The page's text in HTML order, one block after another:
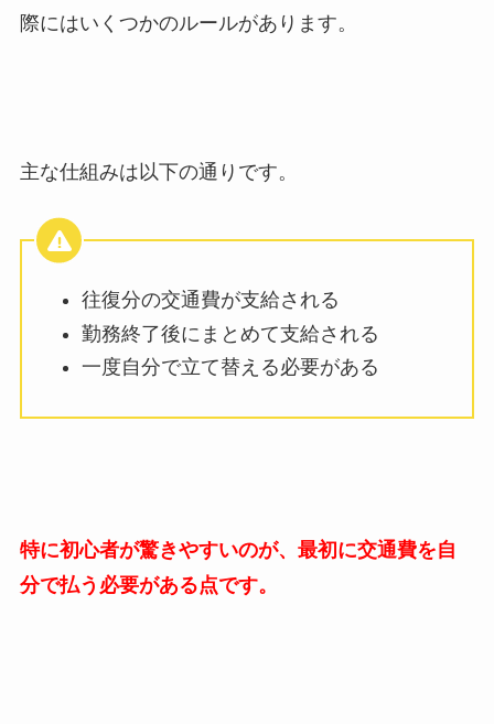
際にはいくつかのルールがあります。
主な仕組みは以下の通りです。
往復分の交通費が支給される
勤務終了後にまとめて支給される
一度自分で立て替える必要がある
特に初心者が驚きやすいのが、最初に交通費を自
分で払う必要がある点です。